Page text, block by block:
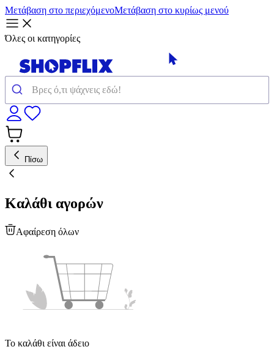
Μετάβαση στο περιεχόμενοΜετάβαση στο κυρίως μενού
Όλες οι κατηγορίες
Πίσω
Καλάθι αγορών
Αφαίρεση όλων
Το καλάθι είναι άδειο